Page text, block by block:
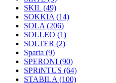
SKIL (49)
SOKKIA (14)
SOLA (206)
SOLLEO (1)
SOLTER (2)
Sparta (9)
SPERONI (90)
SPRiNTUS (64)
STABILA (100)